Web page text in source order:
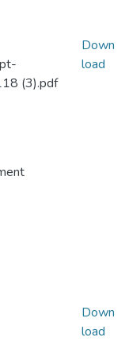
(3).pdf
Down
load
Down
load